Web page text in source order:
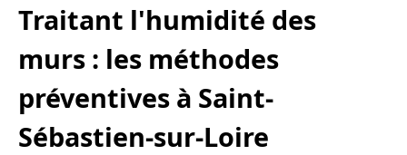
Traitant l'humidité des
murs : les méthodes
préventives à Saint-
Sébastien-sur-Loire